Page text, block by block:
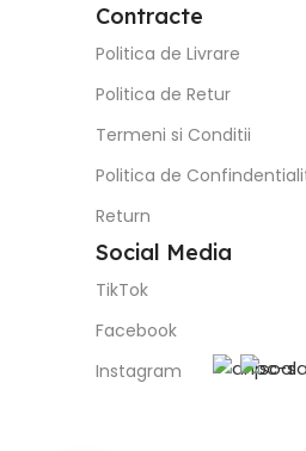
Contracte
Politica de Livrare
Politica de Retur
Termeni si Conditii
Politica de
Return
Social Media
TikTok
Facebook
Instagram